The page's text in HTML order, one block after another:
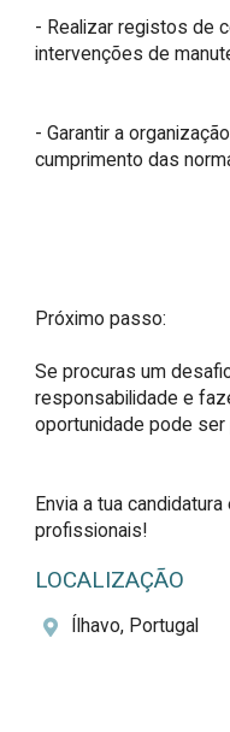
- Realizar registos de
intervenções de
- Garantir a
cumprimento das
Próximo passo:
Se procuras um
responsabilidade e
oportunidade pode ser
Envia a tua
profissionais!
LOCALIZAÇÃO
Ílhavo, Portugal